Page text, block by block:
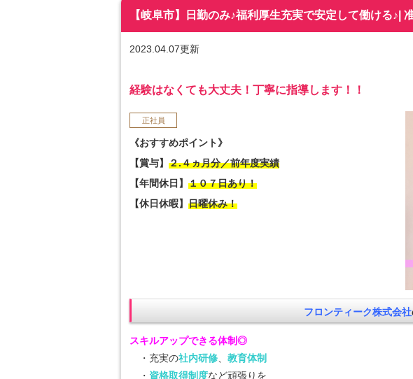
【岐阜市】日勤のみ♪福利厚生充実で安定して働ける♪|
2023.04.07更新
経験はなくても大丈夫！丁寧に指導します！！
正社員
《おすすめポイント》
【賞与】 ２.４ヵ月分／前年度実績
【年間休日】 １０７日あり！
【休日休暇】 日曜休み！
フロンティーク株式会社
スキルアップできる体制◎
・充実の社内研修
教育体制
・ 資格取得制度など頑張りを